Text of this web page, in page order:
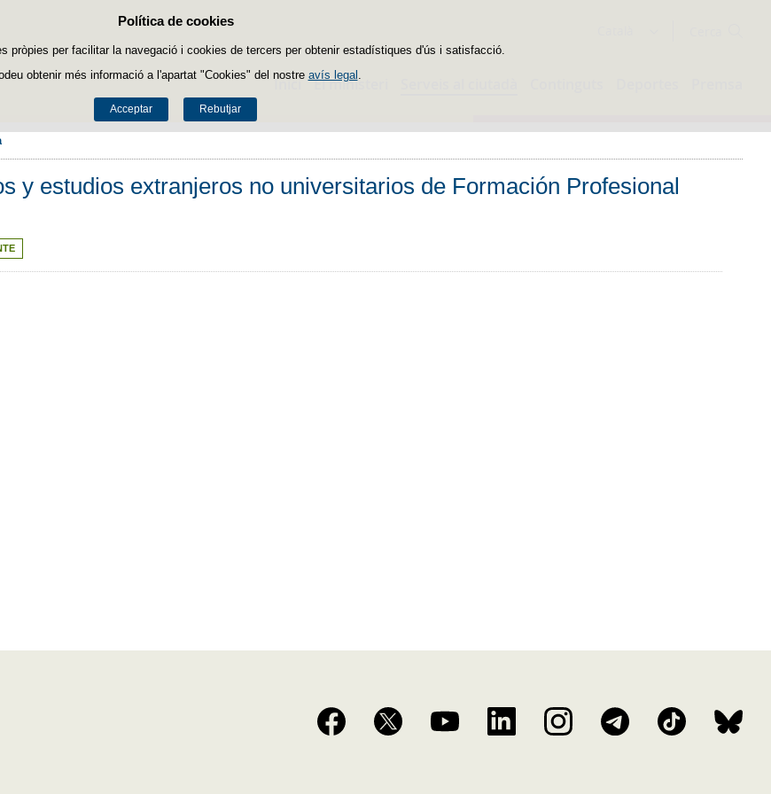
Política de cookies
pròpies per facilitar la navegació i cookies de tercers per obtenir estadístiques d'ús i satisfacció.
obtenir més informació a l'apartat "Cookies" del nostre avís legal
Acceptar Rebutjar
Passar al contingut
Inici El ministeri
y estudios extranjeros no universitarios de Formación Profesional